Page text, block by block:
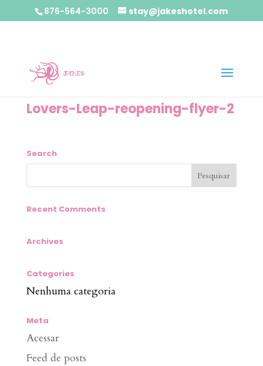
876-564-3000 stay@jakeshotel.com
Lovers-Leap-reopening-flyer-2
Search
Recent Comments
Archives
Categories
Nenhuma categoria
Meta
Acessar
Feed de posts